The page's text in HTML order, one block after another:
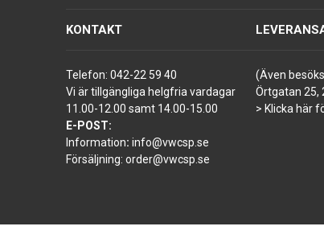
KONTAKT
Telefon: 042-22 59 40
Vi är tillgängliga helgfria vardagar
11.00-12.00 samt 14.00-15.00
E-POST:
Information: info@vwcsp.se
Försäljning: order@vwcsp.se
(Även
Örtgatan 25,
> Klicka här